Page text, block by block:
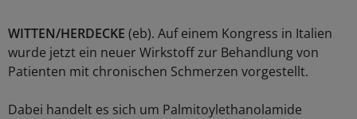
WITTEN/HERDECKE (eb). Auf einem Kongress in Italien
wurde jetzt ein neuer Wirkstoff zur Behandlung von
Patienten mit chronischen Schmerzen vorgestellt.
Dabei handelt es sich um Palmitoylethanolamide